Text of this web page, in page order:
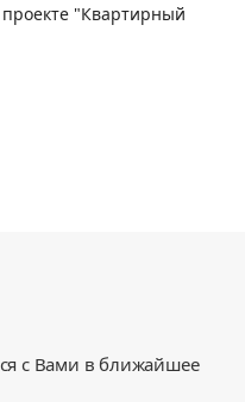
проекте "Квартирный
с Вами в ближайшее